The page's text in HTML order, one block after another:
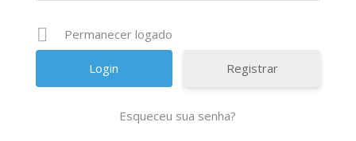
Permanecer logado
Registrar
Esqueceu sua senha?